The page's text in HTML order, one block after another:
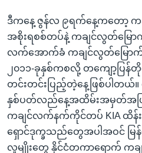
ဒီကနေ့ ဇွန်လ ၉ရက်နေ့ကတော့ ကခ
အစိုးရစစ်တပ်နဲ့ ကချင်လွတ်မြော
လက်အောက်ခံ ကချင်လွတ်မြောက်
၂၀၁၁-ခုနှစ်ကစလို့ တကျော့ပြန်
တင်းတင်းပြည့်တဲ့နေ့ဖြစ်ပါတယ်။
နှစ်ပတ်လည်နေ့အထိမ်းအမှတ်အဖြစ်
ကချင်လက်နက်ကိုင်တပ် KIA ထိန်း
ရှောင်ဒုက္ခသည်တွေအပါအဝင် မြ
လူမျိုးတွေ နိုင်ငံတကာရောက် က